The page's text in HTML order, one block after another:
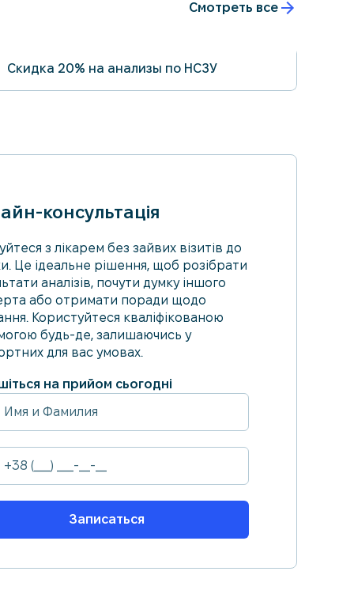
Смотреть все
Cкидка 20% на анализы по НСЗУ
консультація
з лікарем без зайвих візитів до
Це ідеальне рішення, щоб розібрати
аналізів, почути думку іншого
або отримати поради щодо
Користуйтеся кваліфікованою
будь-де, залишаючись у
для вас умовах.
на прийом сьогодні
Записаться